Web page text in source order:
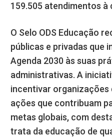
159.505 atendimentos à
O Selo ODS Educação
públicas e privadas que
Agenda 2030 às suas
administrativas. A
incentivar organizações
ações que contribuam
metas globais, com
trata da educação de